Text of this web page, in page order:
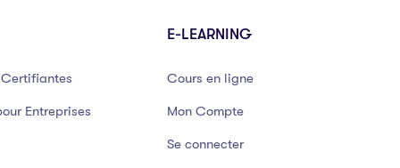
Entreprises
E-LEARNING
Cours en ligne
Mon Compte
Se connecter